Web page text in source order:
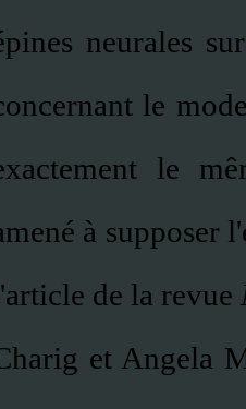
neurales
le
le
à supposer
de la revue
et Angela